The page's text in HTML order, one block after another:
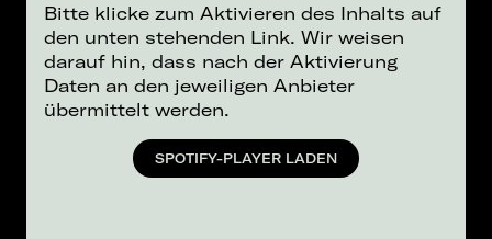
Bitte klicke zum Aktivieren des Inhalts auf
den unten stehenden Link. Wir weisen
darauf hin, dass nach der Aktivierung
Daten an den jeweiligen Anbieter
übermittelt werden.
SPOTIFY-PLAYER LADEN